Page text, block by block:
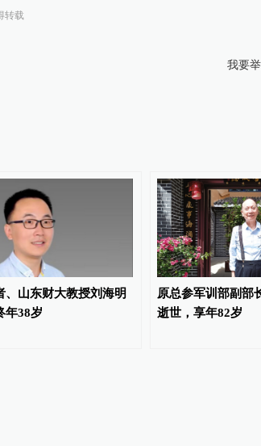
转载
我要
、山东财大教授刘海明
年38岁
原总参军训部副部
逝世，享年82岁